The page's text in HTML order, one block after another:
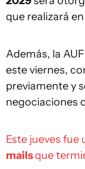
que realizará
Además, la
este viernes,
previamente y
negociaciones
Este jueves fue
mailsque